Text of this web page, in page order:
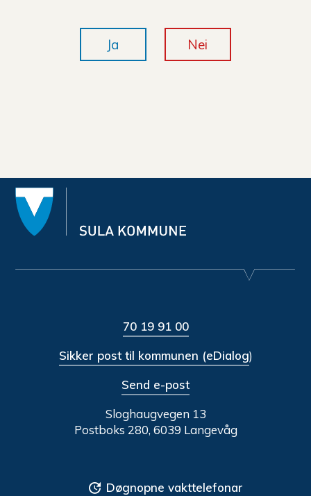
Ja Nei
70 19 91 00
Sikker post til kommunen (eDialog)
Send e-post
Sloghaugvegen 13
Postboks 280, 6039 Langevåg
Døgnopne vakttelefonar